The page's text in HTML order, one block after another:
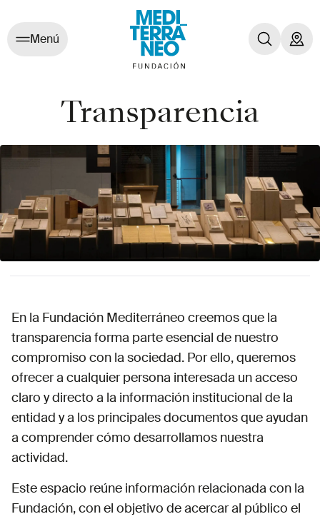
Menú
Transparencia
En la Fundación Mediterráneo creemos que la
transparencia forma parte esencial de nuestro
compromiso con la sociedad. Por ello, queremos
ofrecer a cualquier persona interesada un acceso
claro y directo a la información institucional de la
entidad y a los principales documentos que ayudan
a comprender cómo desarrollamos nuestra
actividad.
Este espacio reúne información relacionada con la
Fundación, con el objetivo de acercar al público el